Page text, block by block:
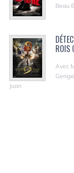
Beau
ROIS
Avec
Juan